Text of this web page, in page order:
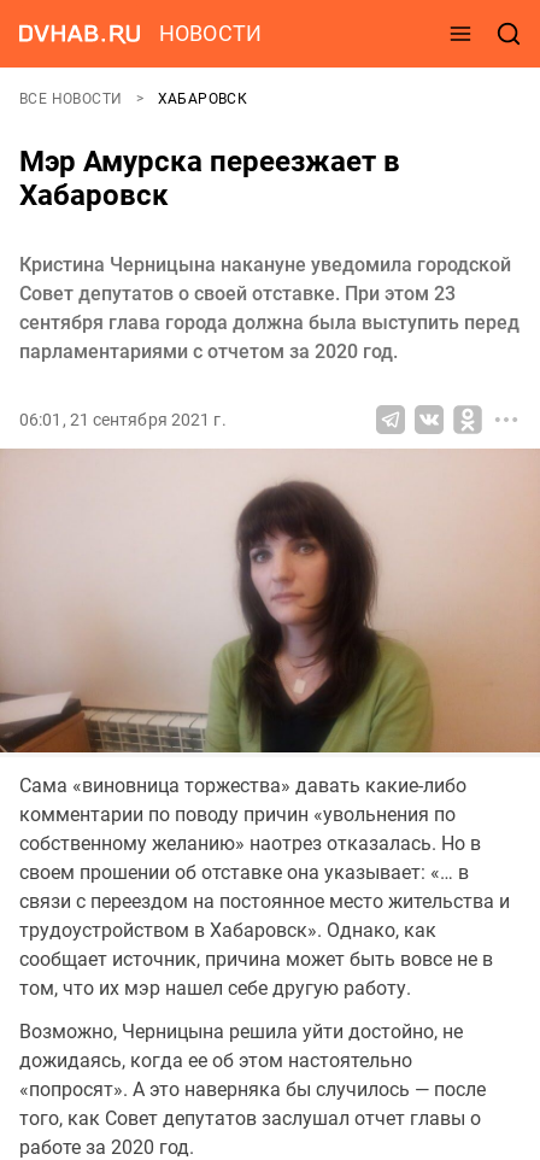
НОВОСТИ
ВСЕ НОВОСТИ ХАБАРОВСК
Мэр Амурска переезжает в
Хабаровск
Кристина Черницына накануне уведомила городской
Совет депутатов о своей отставке. При этом 23
сентября глава города должна была выступить перед
парламентариями с отчетом за 2020 год.
06:01, 21 сентября 2021 г.
Сама «виновница торжества» давать какие-либо
комментарии по поводу причин «увольнения по
собственному желанию» наотрез отказалась. Но в
своем прошении об отставке она указывает: «… в
связи с переездом на постоянное место жительства и
трудоустройством в Хабаровск». Однако, как
сообщает источник, причина может быть вовсе не в
том, что их мэр нашел себе другую работу.
Возможно, Черницына решила уйти достойно, не
дожидаясь, когда ее об этом настоятельно
«попросят». А это наверняка бы случилось — после
того, как Совет депутатов заслушал отчет главы о
работе за 2020 год.